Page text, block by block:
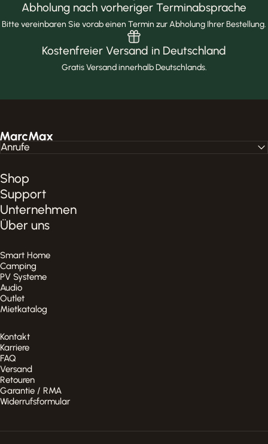
Abholung nach vorheriger Terminabsprache
Bitte vereinbaren Sie vorab einen Termin zur Abholung Ihrer Bestellung.
Kostenfreier Versand in Deutschland
Gratis Versand innerhalb Deutschlands.
MarcMax Shop
Shop
Support
Unternehmen
Über uns
Smart Home
Camping
PV Systeme
Audio
Outlet
Mietkatalog
Kontakt
Karriere
FAQ
Versand
Retouren
Garantie / RMA
Widerrufsformular
Anrufe